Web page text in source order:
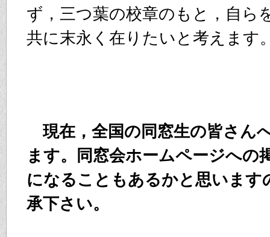
ず，三つ葉の校章のもと，自ら
共に末永く在りたいと考えます
現在，全国の同窓生の皆さん
ます。同窓会ホームページへの
になることもあるかと思います
承下さい。